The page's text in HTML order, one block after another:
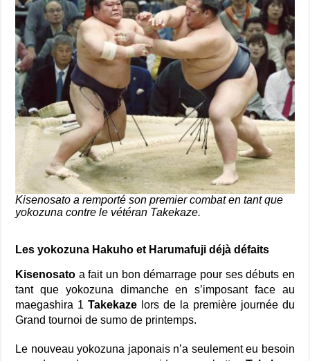
Kisenosato a remporté son premier combat en tant que
yokozuna contre le vétéran Takekaze.
Les yokozuna Hakuho et Harumafuji déjà défaits
Kisenosato a fait un bon démarrage pour ses débuts en
tant que yokozuna dimanche en s’imposant face au
maegashira 1Takekaze lors de la première journée du
Grand tournoi de sumo de printemps.
Le nouveau yokozuna japonais n’a seulement eu besoin